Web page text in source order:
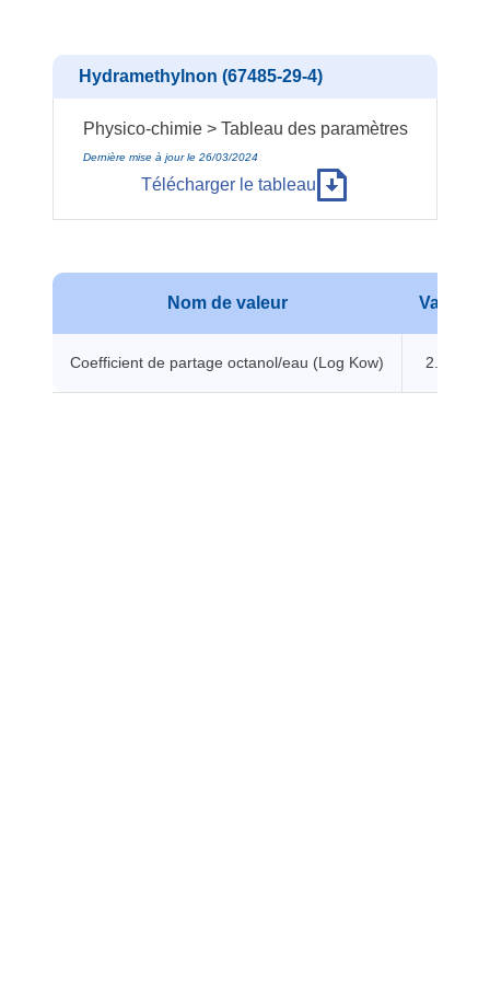
Hydramethylnon (67485-29-4)
Physico-chimie > Tableau des paramètres
Dernière mise à jour le 26/03/2024
Télécharger le tableau
Nom de valeur Valeur
Coefficient de partage octanol/eau (Log Kow) 2.31 -